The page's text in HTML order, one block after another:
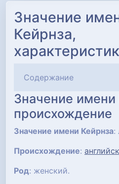
Значение
Кейрнза,
Содержание
Значение имени
происхождение
Значение имени Кейрнза:
Происхождение:
Род: женский.